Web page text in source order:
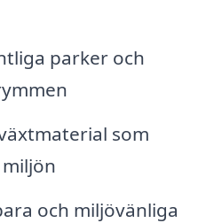
parker och
som
och miljövänliga